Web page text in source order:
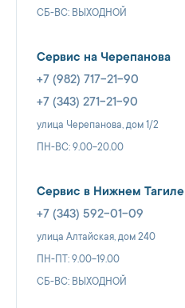
СБ-ВС: ВЫХОДНОЙ
Сервис на Черепанова
+7 (982) 717-21-90
+7 (343) 271-21-90
улица Черепанова, дом 1/2
ПН-ВС: 9.00-20.00
Сервис в Нижнем Тагиле
+7 (343) 592-01-09
улица Алтайская, дом 240
ПН-ПТ: 9.00-19.00
СБ-ВС: ВЫХОДНОЙ